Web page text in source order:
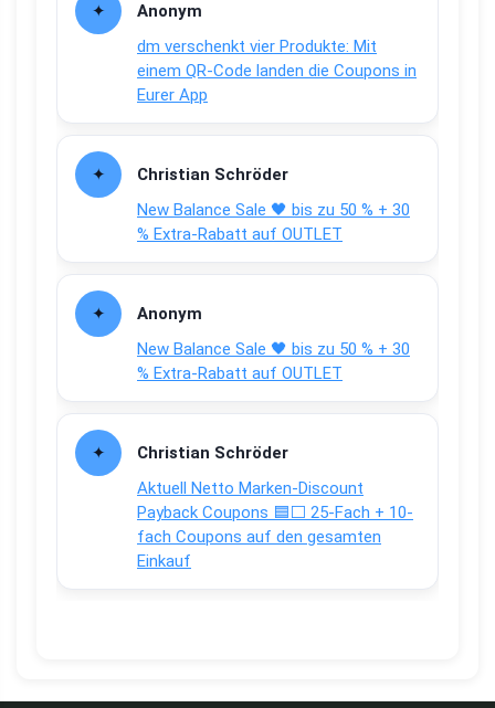
Anonym
dm verschenkt vier Produkte: Mit
einem QR-Code landen die Coupons in
Eurer App
Christian Schröder
New Balance Sale 🖤 bis zu 50 % + 30
% Extra-Rabatt auf OUTLET
Anonym
New Balance Sale 🖤 bis zu 50 % + 30
% Extra-Rabatt auf OUTLET
Christian Schröder
Aktuell Netto Marken-Discount
Payback Coupons 🟦⬜ 25-Fach + 10-
fach Coupons auf den gesamten
Einkauf